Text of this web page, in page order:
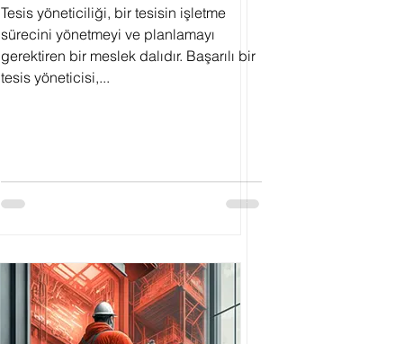
Tesis yöneticiliği, bir tesisin işletme
sürecini yönetmeyi ve planlamayı
gerektiren bir meslek dalıdır. Başarılı bir
tesis yöneticisi,...